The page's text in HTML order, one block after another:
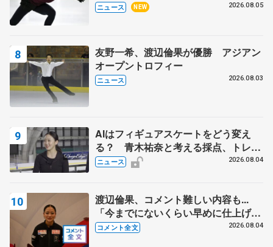
ニュース NEW 2026.08.05
友野一希、渡辺倫果が優勝 アジアン
オープントロフィー
ニュース 2026.08.03
AIはフィギュアスケートをどう変え
る？ 青木祐奈と考える採点、トレー
ニングの未来
ニュース 2026.08.04
渡辺倫果、コメント難しい内容も...
「今までにないくらい早めに仕上げら
れている」 【アジアンオープントロ
コメント全文 2026.08.04